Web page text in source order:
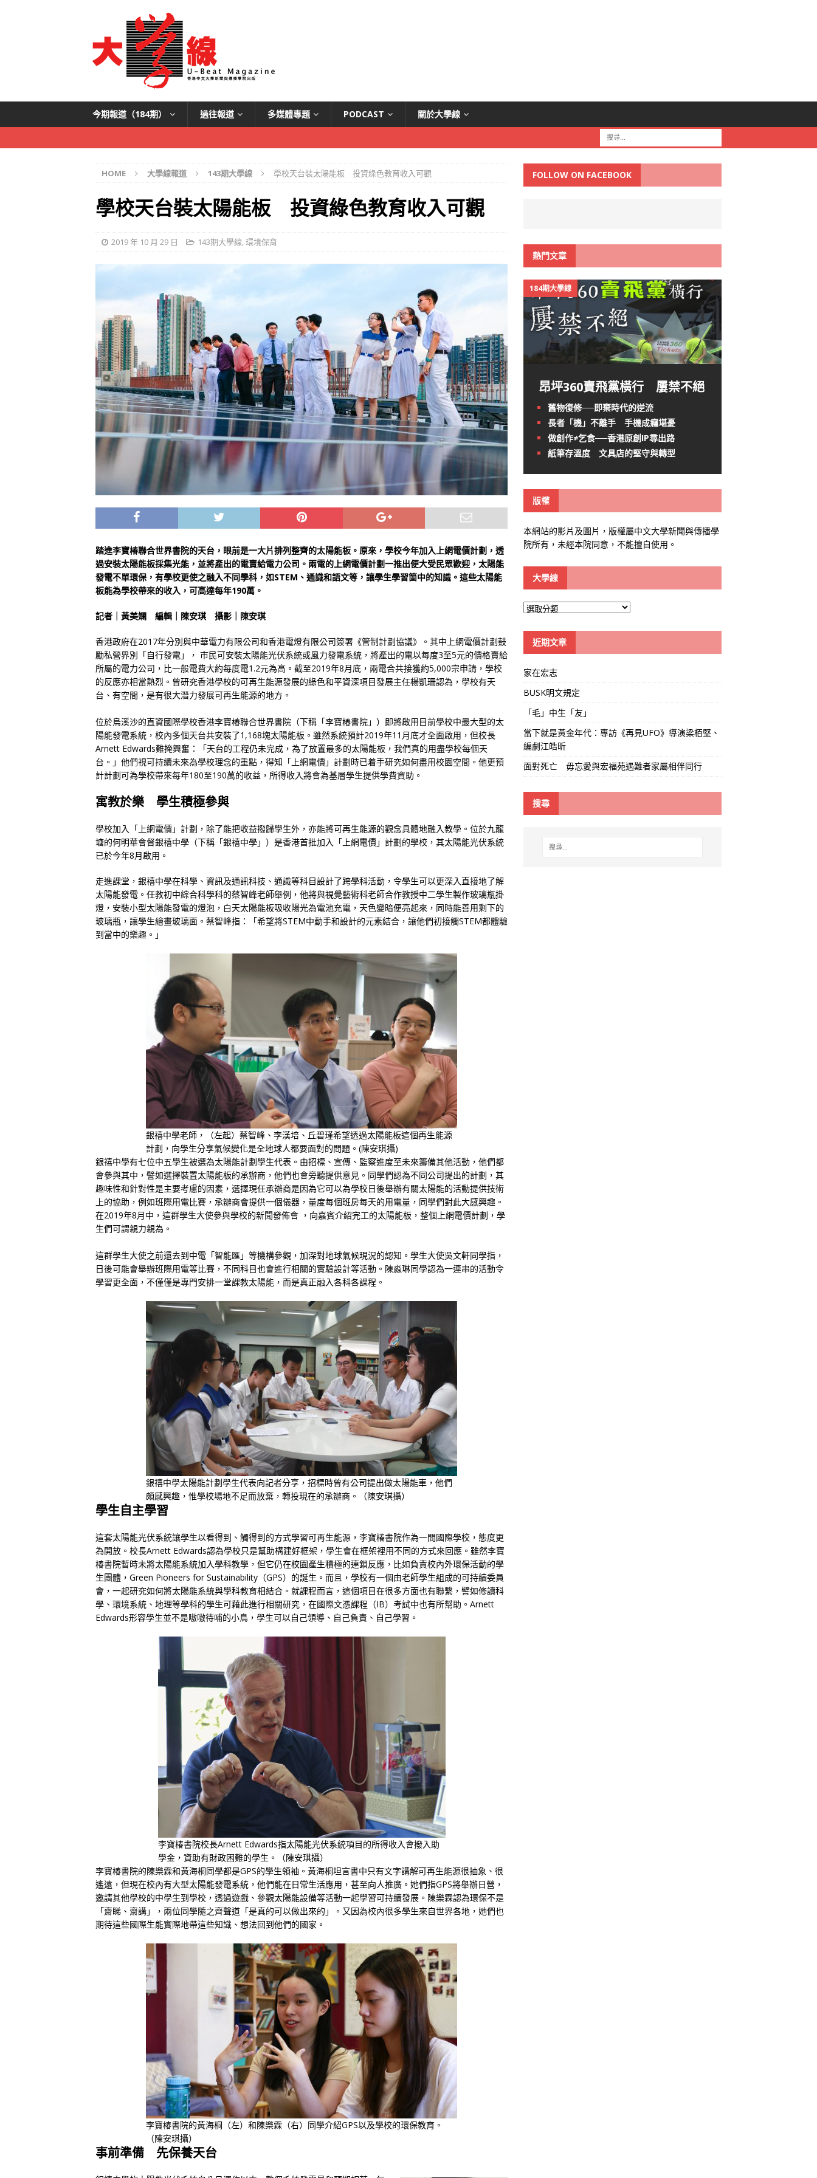
今期報道（184期） 過往報道 多媒體專題 PODCAST 關於大學線
HOME 大學線報道 143期大學線 學校天台裝太陽能板 投資綠色教育收入可觀
學校天台裝太陽能板 投資綠色教育收入可觀
2019 年 10 月 29 日 143期大學線,環境保育
踏進李寶椿聯合世界書院的天台，眼前是一大片排列整齊的太陽能板。原來，學校今年加入上網電價計劃，透
過安裝太陽能板採集光能，並將產出的電賣給電力公司。兩電的上網電價計劃一推出便大受民眾歡迎，太陽能
發電不單環保，有學校更使之融入不同學科，如STEM、通識和語文等，讓學生學習箇中的知識。這些太陽能
板能為學校帶來的收入，可高達每年190萬。
記者｜黃美嫻 編輯｜陳安琪 攝影｜陳安琪
香港政府在2017年分別與中華電力有限公司和香港電燈有限公司簽署《管制計劃協議》。其中上網電價計劃鼓
勵私營界別「自行發電」， 市民可安裝太陽能光伏系統或風力發電系統，將產出的電以每度3至5元的價格賣給
所屬的電力公司，比一般電費大約每度電1.2元為高。截至2019年8月底，兩電合共接獲約5,000宗申請，學校
的反應亦相當熱烈。曾研究香港學校的可再生能源發展的綠色和平資深項目發展主任楊凱珊認為，學校有天
台、有空間，是有很大潛力發展可再生能源的地方。
位於烏溪沙的直資國際學校香港李寶椿聯合世界書院（下稱「李寶椿書院」）即將啟用目前學校中最大型的太
陽能發電系統，校內多個天台共安裝了1,168塊太陽能板。雖然系統預計2019年11月底才全面啟用，但校長
Arnett Edwards難掩興奮：「天台的工程仍未完成，為了放置最多的太陽能板，我們真的用盡學校每個天
台。」他們視可持續未來為學校理念的重點，得知「上網電價」計劃時已着手研究如何盡用校園空間。他更預
計計劃可為學校帶來每年180至190萬的收益，所得收入將會為基層學生提供學費資助。
寓教於樂 學生積極參與
學校加入「上網電價」計劃，除了能把收益撥歸學生外，亦能將可再生能源的觀念具體地融入教學。位於九龍
塘的何明華會督銀禧中學（下稱「銀禧中學」）是香港首批加入「上網電價」計劃的學校，其太陽能光伏系統
已於今年8月啟用。
走進課堂，銀禧中學在科學、資訊及通訊科技、通識等科目設計了跨學科活動，令學生可以更深入直接地了解
太陽能發電。任教初中綜合科學科的蔡智峰老師舉例，他將與視覺藝術科老師合作教授中二學生製作玻璃瓶掛
燈，安裝小型太陽能發電的燈泡，白天太陽能板吸收陽光為電池充電，天色變暗便亮起來，同時能善用剩下的
玻璃瓶，讓學生繪畫玻璃面。蔡智峰指：「希望將STEM中動手和設計的元素結合，讓他們初接觸STEM都體驗
到當中的樂趣。」
銀禧中學老師，（左起）蔡智峰、李漢培、丘碧瑾希望透過太陽能板這個再生能源
計劃，向學生分享氣候變化是全地球人都要面對的問題。(陳安琪攝)
銀禧中學有七位中五學生被選為太陽能計劃學生代表。由招標、宣傳、監察進度至未來籌備其他活動，他們都
會參與其中，譬如選擇裝置太陽能板的承辦商，他們也會旁聽提供意見。同學們認為不同公司提出的計劃，其
趣味性和針對性是主要考慮的因素，選擇現任承辦商是因為它可以為學校日後舉辦有關太陽能的活動提供技術
上的協助，例如班際用電比賽，承辦商會提供一個儀器，量度每個班房每天的用電量，同學們對此大感興趣。
在2019年8月中，這群學生大使參與學校的新聞發佈會 ，向嘉賓介紹完工的太陽能板，整個上網電價計劃，學
生們可謂親力親為。
這群學生大使之前還去到中電「智能匯」等機構參觀，加深對地球氣候現況的認知。學生大使吳文軒同學指，
日後可能會舉辦班際用電等比賽，不同科目也會進行相關的實驗設計等活動。陳淼琳同學認為一連串的活動令
學習更全面，不僅僅是專門安排一堂課教太陽能，而是真正融入各科各課程。
銀禧中學太陽能計劃學生代表向記者分享，招標時曾有公司提出做太陽能車，他們
頗感興趣，惟學校場地不足而放棄，轉投現在的承辦商。（陳安琪攝）
學生自主學習
這套太陽能光伏系統讓學生以看得到、觸得到的方式學習可再生能源，李寶椿書院作為一間國際學校，態度更
為開放。校長Arnett Edwards認為學校只是幫助構建好框架，學生會在框架裡用不同的方式來回應。雖然李寶
椿書院暫時未將太陽能系統加入學科教學，但它仍在校園產生積極的連鎖反應，比如負責校內外環保活動的學
生團體，Green Pioneers for Sustainability（GPS）的誕生。而且，學校有一個由老師學生組成的可持續委員
會，一起研究如何將太陽能系統與學科教育相結合。就課程而言，這個項目在很多方面也有聯繫，譬如修讀科
學、環境系統、地理等學科的學生可藉此進行相關研究，在國際文憑課程（IB）考試中也有所幫助。Arnett
Edwards形容學生並不是嗷嗷待哺的小鳥，學生可以自己領導、自己負責、自己學習。
李寶椿書院校長Arnett Edwards指太陽能光伏系統項目的所得收入會撥入助
學金，資助有財政困難的學生。（陳安琪攝）
李寶椿書院的陳樂霖和黃海桐同學都是GPS的學生領袖。黃海桐坦言書中只有文字講解可再生能源很抽象、很
遙遠，但現在校內有大型太陽能發電系統，他們能在日常生活應用，甚至向人推廣。她們指GPS將舉辦日營，
邀請其他學校的中學生到學校，透過遊戲、參觀太陽能設備等活動一起學習可持續發展。陳樂霖認為環保不是
「齋睇、齋講」，兩位同學隨之齊聲道「是真的可以做出來的」。又因為校內很多學生來自世界各地，她們也
期待這些國際生能實際地帶這些知識、想法回到他們的國家。
李寶椿書院的黃海桐（左）和陳樂霖（右）同學介紹GPS以及學校的環保教育。
（陳安琪攝）
事前準備 先保養天台
FOLLOW ON FACEBOOK
熱門文章
184期大學線
昂坪360賣飛黨橫行 屢禁不絕
舊物復修──即棄時代的逆流
長者「機」不離手 手機成癮堪憂
做創作≠乞食──香港原創IP尋出路
紙筆存溫度 文具店的堅守與轉型
版權
本網站的影片及圖片，版權屬中文大學新聞與傳播學
院所有，未經本院同意，不能擅自使用。
大學線
大
線
近期文章
家在宏志
BUSK明文規定
「毛」中生「友」
當下就是黃金年代：專訪《再見UFO》導演梁栢堅、
編劇江皓昕
面對死亡 毋忘愛與宏福苑遇難者家屬相伴同行
搜尋